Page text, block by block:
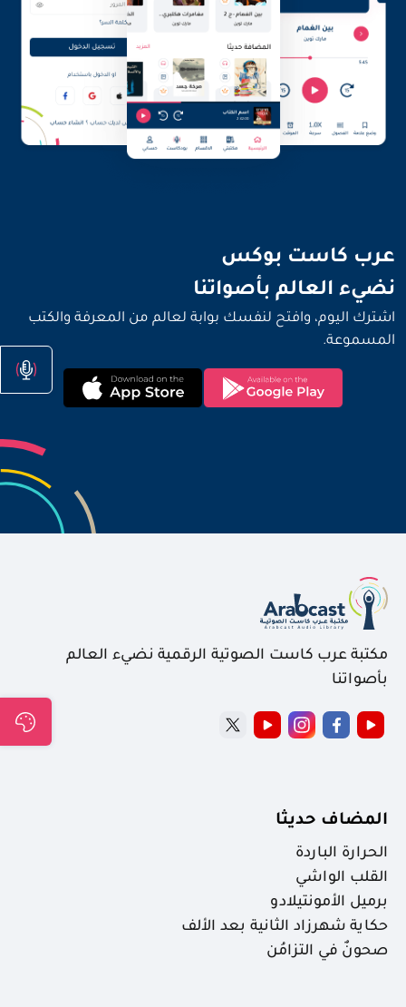
عرب كاست بوكس
نضيء العالم بأصواتنا
اشترك اليوم، وافتح لنفسك بوابة لعالم من المعرفة والكتب
المسموعة.
مكتبة عرب كاست الصوتية الرقمية نضيء العالم
بأصواتنا
المضاف حديثا
الحرارة الباردة
القلب الواشي
برميل الأمونتيلادو
حكاية شهرزاد الثانية بعد الألف
صحونٌ في التزامُن